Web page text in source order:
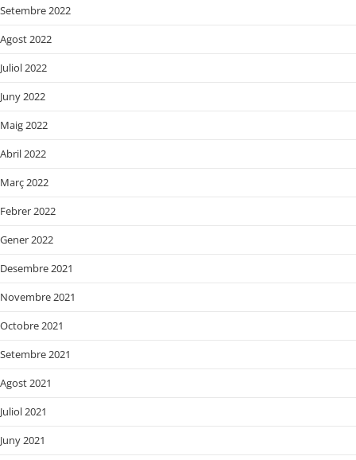
Setembre 2022
Agost 2022
Juliol 2022
Juny 2022
Maig 2022
Abril 2022
Març 2022
Febrer 2022
Gener 2022
Desembre 2021
Novembre 2021
Octobre 2021
Setembre 2021
Agost 2021
Juliol 2021
Juny 2021